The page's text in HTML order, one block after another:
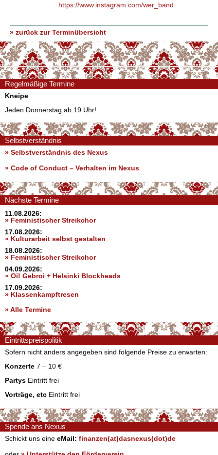
https://www.instagram.com/wer_band
» zurück zur Terminübersicht
Regelmäßige Termine
Kneipe
Jeden Donnerstag ab 19 Uhr!
Selbstverständnis
» Selbstverständnis des Nexus
» Code of Conduct – Verhalten im Nexus
Nächste Termine
11.08.2026:
» Feministischer Streikchor
17.08.2026:
» Kulturarbeit selbst gestalten
18.08.2026:
» Feministischer Streikchor
04.09.2026:
» Oi! Gebroi + Helsinki Blockheads
17.09.2026:
» Klassenkampftresen
» Alle Termine
Eintrittspreispolitik
Sofern nicht anders angegeben sind folgende Preise zu erwarten:
Konzerte 7 – 10 €
Partys Eintritt frei
Vorträge, etc Eintritt frei
Spende ans Nexus
Schickt uns eine eMail: finanzen(at)dasnexus(dot)de